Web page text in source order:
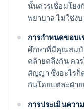
นั้นควรเชื่อมโย
พยาบาล ไม่ใช่ง
การกำหนดขอบ
ศึกษาที่มีคุณสมบั
คล้ายคลึงกัน คว
สัญญา ซึ่งอะไรก็
กันโดยแต่ละฝ่าย
การประเมินควา